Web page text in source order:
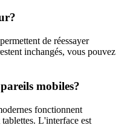
de réessayer
inchangés, vous pouvez
mobiles?
fonctionnent
L'interface est